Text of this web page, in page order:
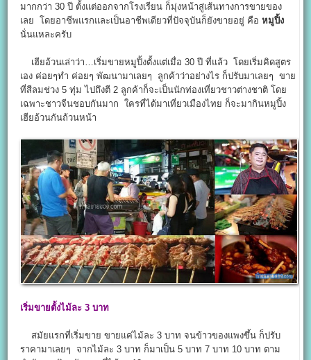
มากกว่า 30 ปี ตั้งแต่ออกจากโรงเรียน ก็มุ่งหน้าสู่เส้นทางการขายของ
เลย โดยอาชีพแรกและเป็นอาชีพเดียวที่ปัจจุบันก็ยังขายอยู่ คือหมูปิ้ง
นั่นแหละครับ
เฮียอ้วนเล่าว่า…เริ่มขายหมูปิ้งตั้งแต่เมื่อ 30 ปี ที่แล้ว โดยเริ่มคิดสูตร
เอง ค่อยๆทำ ค่อยๆ พัฒนามาเลยๆ ลูกค้าว่าอย่างไร ก็ปรับมาเลยๆ ขาย
ที่สีลมช่วง 5 ทุ่ม ไปถึงตี 2 ลูกค้าก็จะเป็นนักท่องเที่ยวชาวต่างชาติ โดย
เฉพาะชาวจีนชอบกันมาก ใครที่ได้มาเที่ยวเมืองไทย ก็จะมากินหมูปิ้ง
เฮียอ้วนกันถ้วนหน้า
เริ่มขายตั้งไม้ละ 3บาท
สมัยแรกที่เริ่มขาย ขายแค่ไม้ละ 3 บาท จนข้าวของแพงขึ้น ก็ปรับ
ราคามาเลยๆ จากไม้ละ 3 บาท ก็มาเป็น 5 บาท 7 บาท 10 บาท ตาม